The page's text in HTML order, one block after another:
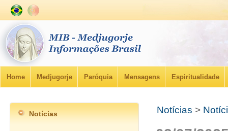
Home Medjugorje Paróquia Mensagens Espiritualidade
Notícias >
Notícias